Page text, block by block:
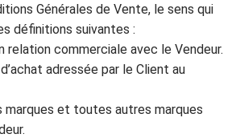
Générales de Vente, le sens qui
définitions suivantes :
relation commerciale avec le Vendeur.
adressée par le Client au
marques et toutes autres marques
ur.